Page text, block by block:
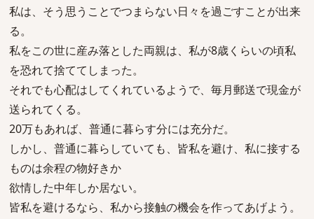
私は、そう思うことでつまらない日々を過ごすことが出来
る。
私をこの世に産み落とした両親は、私が8歳くらいの頃私
を恐れて捨ててしまった。
それでも心配はしてくれているようで、毎月郵送で現金が
送られてくる。
20万もあれば、普通に暮らす分には充分だ。
しかし、普通に暮らしていても、皆私を避け、私に接する
ものは余程の物好きか
欲情した中年しか居ない。
皆私を避けるなら、私から接触の機会を作ってあげよう。